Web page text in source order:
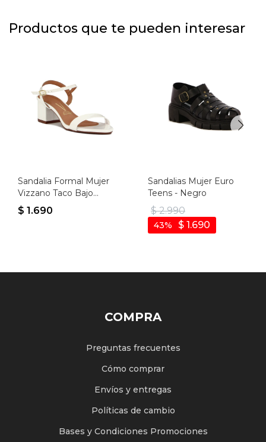
Productos que te pueden interesar
Sandalia Formal Mujer
Vizzano Taco Bajo
Charol - Blanco
$ 1.690
Sandalias Mujer Euro
Teens - Negro
$ 2.990
$ 1.690
43
COMPRA
Preguntas frecuentes
Cómo comprar
Envíos y entregas
Políticas de cambio
Bases y Condiciones Promociones